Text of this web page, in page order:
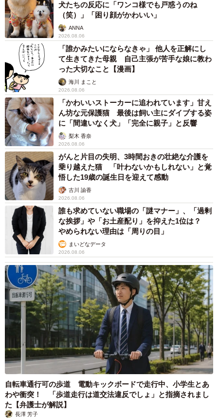
83歳父が骨折で入院 ３カ月の病院生活があま
りに退屈で「画用紙と色鉛筆持ってこい！」→
スケッチブックを見た家族が仰天「これ、売れ
ますよ…」
中将 タカノリ
2026.08.06
1歳息子が腕を亜脱臼 「奥さん、専業主婦な
のに」と夫の後輩から一言 母は泣きながら対
応し必死だった 何年もたった今もたまに思い
出し…山岡 もと子
2026.08.06
子どもの学校外の学習時間が11年で2割減少
「家庭学習0分層」が約半数に達する深刻な実
態と広がる学習格差
まいどなニュース情報部
2026.08.06
「事故物件」という言葉のイメージにとらわれ
ていませんか？ 不動産業者が語る「物件の可
能性」を閉ざさないために必要なこと
平藤 清刀
2026.08.06
東京・千代田区の中央線高架に心ない落書き
歴史ある昌平橋架道橋の被害に怒りの声 「何
も分かってないし、センスも古い」「罰則強化
して」中将 タカノリ
2026.08.06
もしかすると「下山ダッシュ」 リニア中央新
幹線の長野県駅 在来線との乗り継ぎなし→な
ら走れば間に合うんじゃない？ 惜しい位置関
係が反響
中将 タカノリ
2026.08.06
「なんじゃこりゃ！」「ロボ？」大阪・梅田に
そびえる物体の正体は？ 昭和の遺産を調査し
てみた結果…
太田 浩子